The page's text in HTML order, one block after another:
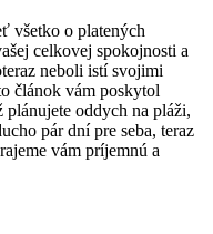
všetko o platených
celkovej spokojnosti a
neboli istí svojimi
článok vám poskytol
plánujete oddych na pláži,
pár dní pre seba, teraz
vám príjemnú a